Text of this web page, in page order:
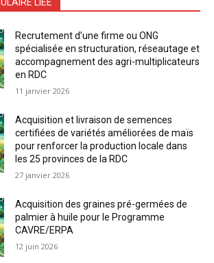
LIÉE
Recrutement d’une firme ou ONG
spécialisée en structuration, réseautage et
accompagnement des agri-multiplicateurs
en RDC
11 janvier 2026
Acquisition et livraison de semences
certifiées de variétés améliorées de maïs
pour renforcer la production locale dans
les 25 provinces de la RDC
27 janvier 2026
Acquisition des graines pré-germées de
palmier à huile pour le Programme
CAVRE/ERPA
12 juin 2026